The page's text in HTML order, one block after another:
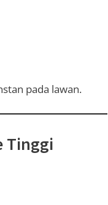
pada lawan.
Tinggi